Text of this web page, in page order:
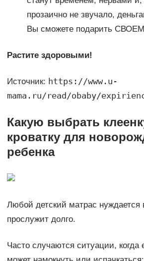
прозаично не звучало,
Вы сможете подарить
Растите здоровыми!
Источник: https://www.u-
mama.ru/read/obaby/
Какую выбрать
кроватку для
ребенка
Любой детский матрас нуждается
прослужит долго.
Часто случаются ситуации, когда